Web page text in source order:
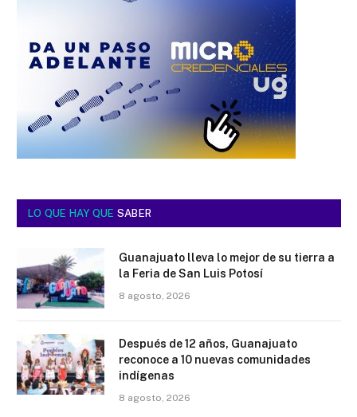
LO QUE HAY QUE SABER
Guanajuato lleva lo mejor de su tierra a
la Feria de San Luis Potosí
8 agosto, 2026
Después de 12 años, Guanajuato
reconoce a 10 nuevas comunidades
indígenas
8 agosto, 2026